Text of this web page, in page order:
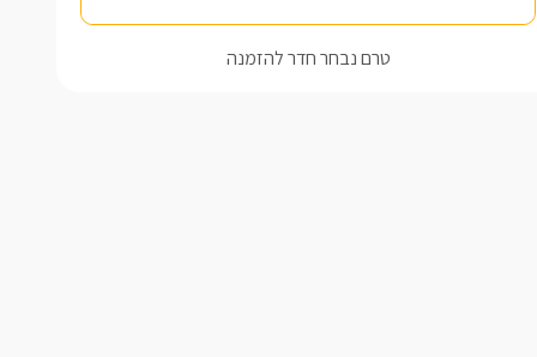
טרם נבחר חדר להזמנה